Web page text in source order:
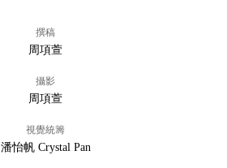
撰稿
周項萱
攝影
周項萱
視覺統籌
潘怡帆 Crystal Pan